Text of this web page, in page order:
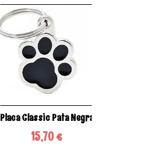
Placa Classic Pata Negra
15,70 €